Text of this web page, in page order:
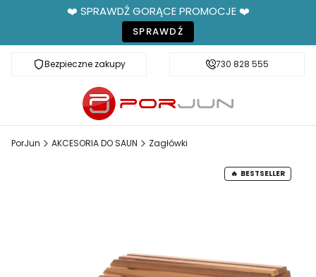
❤️ SPRAWDŹ GORĄCE PROMOCJE ❤️
SPRAWDŹ
Bezpieczne zakupy Fachowe doradztwo
730 828 555
PorJun AKCESORIA DO SAUN Zagłówki
BESTSELLER